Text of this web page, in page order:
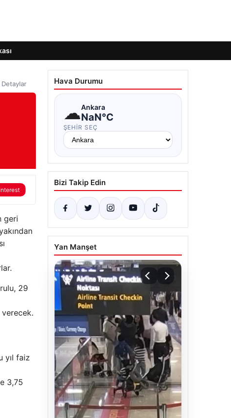
Detaylar
geri
29
yıl faiz
3,75
Hava Durumu
☁Ankara
NaN°C
ŞEHIR SEÇ
Bizi Takip Edin
Yan Manşet